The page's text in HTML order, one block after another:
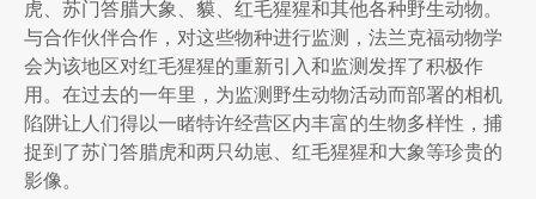
虎、苏门答腊大象、貘、红毛猩猩和其他各种野生动物。
与合作伙伴合作，对这些物种进行监测，法兰克福动物学
会为该地区对红毛猩猩的重新引入和监测发挥了积极作
用。在过去的一年里，为监测野生动物活动而部署的相机
陷阱让人们得以一睹特许经营区内丰富的生物多样性，捕
捉到了苏门答腊虎和两只幼崽、红毛猩猩和大象等珍贵的
影像。